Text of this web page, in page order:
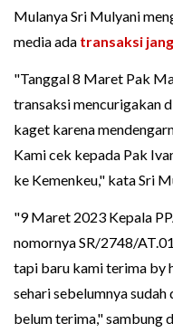
Mulanya Sri Mulyani
media ada transaksi
"Tanggal 8 Maret Pak
transaksi mencurigakan
kaget karena
Kami cek kepada Pak
ke Kemenkeu," kata Sri
"9 Maret 2023 Kepala
nomornya SR/2748/
tapi baru kami terima by
sehari sebelumnya
belum terima," sambung